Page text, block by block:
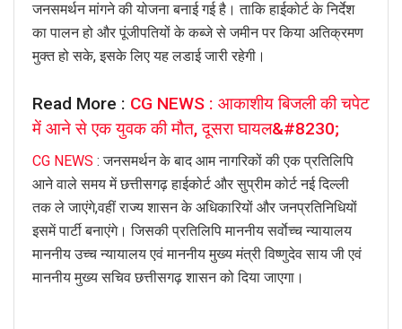
जनसमर्थन मांगने की योजना बनाई गई है। ताकि हाईकोर्ट के निर्देश
का पालन हो और पूंजीपतियों के कब्जे से जमीन पर किया अतिक्रमण
मुक्त हो सके, इसके लिए यह लडाई जारी रहेगी।
Read More : CG NEWS : आकाशीय बिजली की चपेट
में आने से एक युवक की मौत, दूसरा घायल&#8230;
CG NEWS : जनसमर्थन के बाद आम नागरिकों की एक प्रतिलिपि
आने वाले समय में छत्तीसगढ़ हाईकोर्ट और सुप्रीम कोर्ट नई दिल्ली
तक ले जाएंगे,वहीं राज्य शासन के अधिकारियों और जनप्रतिनिधियों
इसमें पार्टी बनाएंगे। जिसकी प्रतिलिपि माननीय सर्वाेच्च न्यायालय
माननीय उच्च न्यायालय एवं माननीय मुख्य मंत्री विष्णुदेव साय जी एवं
माननीय मुख्य सचिव छत्तीसगढ़ शासन को दिया जाएगा।